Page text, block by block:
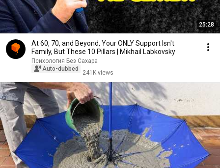
25:28
At 60, 70, and Beyond, Your ONLY Support Isn't
Family, But These 10 Pillars | Mikhail Labkovsky
Психология Без Сахара
Auto-dubbed
241K views